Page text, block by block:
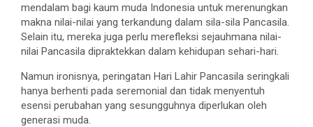
mendalam bagi kaum muda Indonesia untuk merenungkan
makna nilai-nilai yang terkandung dalam sila-sila Pancasila.
Selain itu, mereka juga perlu merefleksi sejauhmana nilai-
nilai Pancasila dipraktekkan dalam kehidupan sehari-hari.
Namun ironisnya, peringatan Hari Lahir Pancasila seringkali
hanya berhenti pada seremonial dan tidak menyentuh
esensi perubahan yang sesungguhnya diperlukan oleh
generasi muda.